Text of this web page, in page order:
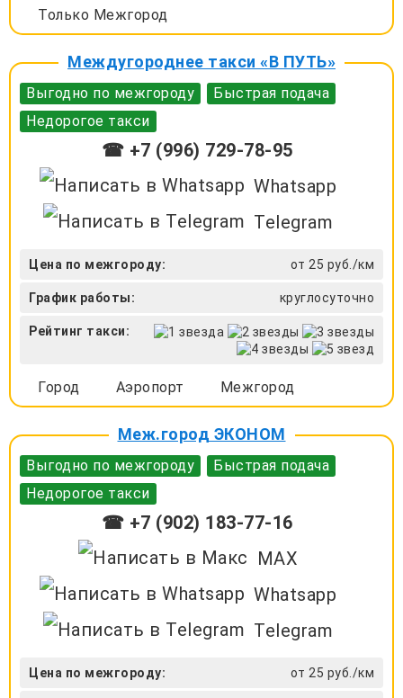
Только Межгород
Междугороднее такси «В ПУТЬ»
Выгодно по межгороду
Быстрая подача
Недорогое такси
☎ +7 (996) 729-78-95
Whatsapp
Telegram
Цена по межгороду: от 25 руб./км
График работы: круглосуточно
Рейтинг такси:
Город Аэропорт Межгород
Меж.город ЭКОНОМ
Выгодно по межгороду
Быстрая подача
Недорогое такси
☎ +7 (902) 183-77-16
MAX
Whatsapp
Telegram
Цена по межгороду: от 25 руб./км